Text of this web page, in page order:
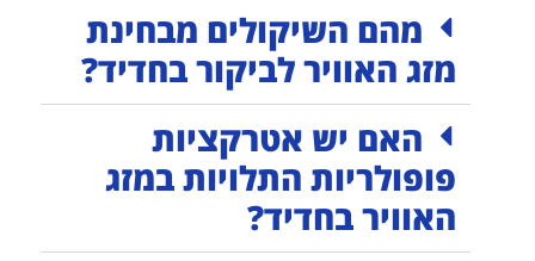
מהם השיקולים מבחינת
מזג האוויר לביקור בחדיד?
האם יש אטרקציות
פופולריות התלויות במזג
האוויר בחדיד?